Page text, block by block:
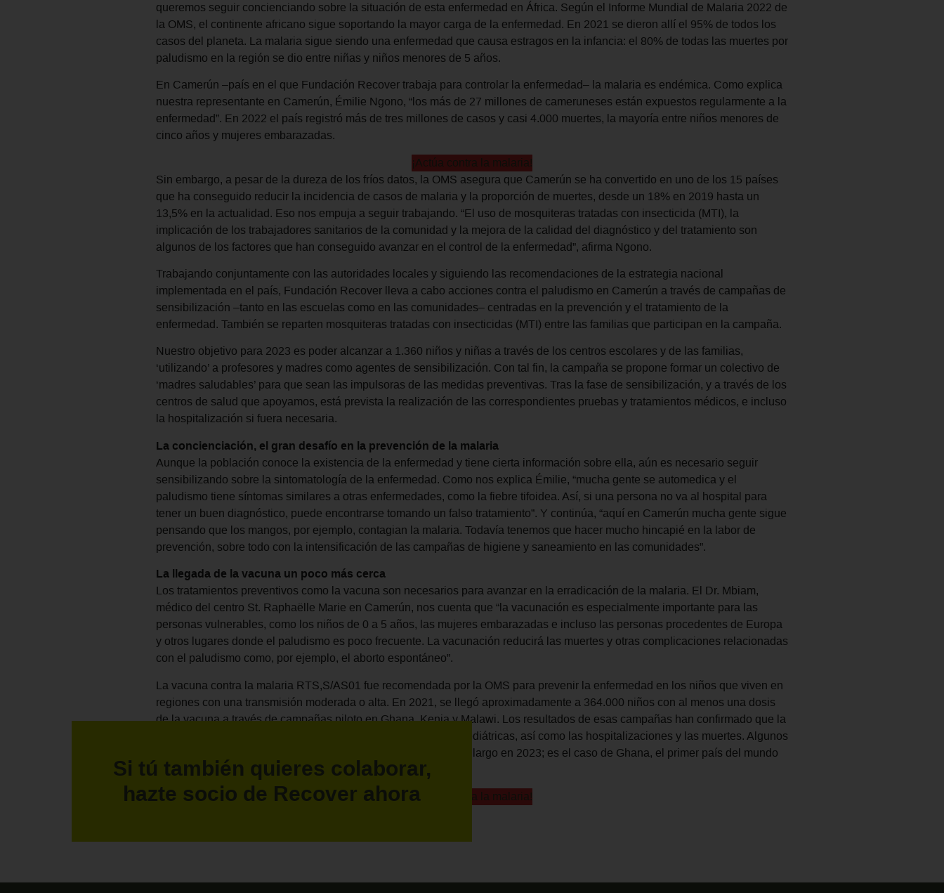
queremos seguir concienciando sobre la situación de esta enfermedad en África. Según el Informe Mundial de Malaria 2022 de
la OMS, el continente africano sigue soportando la mayor carga de la enfermedad. En 2021 se dieron allí el 95% de todos los
casos del planeta. La malaria sigue siendo una enfermedad que causa estragos en la infancia: el 80% de todas las muertes por
paludismo en la región se dio entre niñas y niños menores de 5 años.
En Camerún –país en el que Fundación Recover trabaja para controlar la enfermedad– la malaria es endémica. Como explica
nuestra representante en Camerún, Émilie Ngono, “los más de 27 millones de cameruneses están expuestos regularmente a la
enfermedad”. En 2022 el país registró más de tres millones de casos y casi 4.000 muertes, la mayoría entre niños menores de
cinco años y mujeres embarazadas.
¡Actúa contra la malaria!
Sin embargo, a pesar de la dureza de los fríos datos, la OMS asegura que Camerún se ha convertido en uno de los 15 países
que ha conseguido reducir la incidencia de casos de malaria y la proporción de muertes, desde un 18% en 2019 hasta un
13,5% en la actualidad. Eso nos empuja a seguir trabajando. “El uso de mosquiteras tratadas con insecticida (MTI), la
implicación de los trabajadores sanitarios de la comunidad y la mejora de la calidad del diagnóstico y del tratamiento son
algunos de los factores que han conseguido avanzar en el control de la enfermedad”, afirma Ngono.
Trabajando conjuntamente con las autoridades locales y siguiendo las recomendaciones de la estrategia nacional
implementada en el país, Fundación Recover lleva a cabo acciones contra el paludismo en Camerún a través de campañas de
sensibilización –tanto en las escuelas como en las comunidades– centradas en la prevención y el tratamiento de la
enfermedad. También se reparten mosquiteras tratadas con insecticidas (MTI) entre las familias que participan en la campaña.
Nuestro objetivo para 2023 es poder alcanzar a 1.360 niños y niñas a través de los centros escolares y de las familias,
‘utilizando’ a profesores y madres como agentes de sensibilización. Con tal fin, la campaña se propone formar un colectivo de
‘madres saludables’ para que sean las impulsoras de las medidas preventivas. Tras la fase de sensibilización, y a través de los
centros de salud que apoyamos, está prevista la realización de las correspondientes pruebas y tratamientos médicos, e incluso
la hospitalización si fuera necesaria.
La concienciación, el gran desafío en la prevención de la malaria
Aunque la población conoce la existencia de la enfermedad y tiene cierta información sobre ella, aún es necesario seguir
sensibilizando sobre la sintomatología de la enfermedad. Como nos explica Émilie, “mucha gente se automedica y el
paludismo tiene síntomas similares a otras enfermedades, como la fiebre tifoidea. Así, si una persona no va al hospital para
tener un buen diagnóstico, puede encontrarse tomando un falso tratamiento”. Y continúa, “aquí en Camerún mucha gente sigue
pensando que los mangos, por ejemplo, contagian la malaria. Todavía tenemos que hacer mucho hincapié en la labor de
prevención, sobre todo con la intensificación de las campañas de higiene y saneamiento en las comunidades”.
La llegada de la vacuna un poco más cerca
Los tratamientos preventivos como la vacuna son necesarios para avanzar en la erradicación de la malaria. El Dr. Mbiam,
médico del centro St. Raphaëlle Marie en Camerún, nos cuenta que “la vacunación es especialmente importante para las
personas vulnerables, como los niños de 0 a 5 años, las mujeres embarazadas e incluso las personas procedentes de Europa
y otros lugares donde el paludismo es poco frecuente. La vacunación reducirá las muertes y otras complicaciones relacionadas
con el paludismo como, por ejemplo, el aborto espontáneo”.
La vacuna contra la malaria RTS,S/AS01 fue recomendada por la OMS para prevenir la enfermedad en los niños que viven en
regiones con una transmisión moderada o alta. En 2021, se llegó aproximadamente a 364.000 niños con al menos una dosis
de la vacuna a través de campañas piloto en Ghana, Kenia y Malawi. Los resultados de esas campañas han confirmado que la
vacuna es segura y que reduce la incidencia en poblaciones pediátricas, así como las hospitalizaciones y las muertes. Algunos
países comenzarán a introducir este tratamiento preventivo a lo largo en 2023; es el caso de Ghana, el primer país del mundo
en aprobar el uso de una vacuna contra la malaria.
¡Actúa contra la malaria!
Si tú también quieres colaborar,
hazte socio de Recover ahora